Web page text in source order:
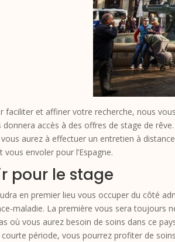
faciliter et affiner votre recherche, nous
donnera accès à des offres de stage de
aurez à effectuer un entretien à
vous envoler pour l’Espagne.
pour le stage
en premier lieu vous occuper du côté
maladie. La première vous sera toujours
où vous aurez besoin de soins dans ce
période, vous pourrez profiter de